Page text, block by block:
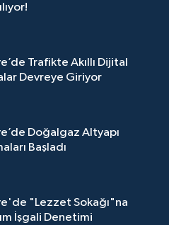
Trafikte Akıllı Dijital
Devreye Giriyor
Doğalgaz Altyapı
Başladı
"Lezzet Sokağı"na
İşgali Denetimi